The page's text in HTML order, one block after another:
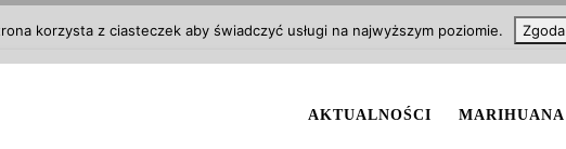
AKTUALNOŚCI MARIHUANA
korzysta z ciasteczek aby świadczyć usługi na najwyższym poziomie. Zgoda